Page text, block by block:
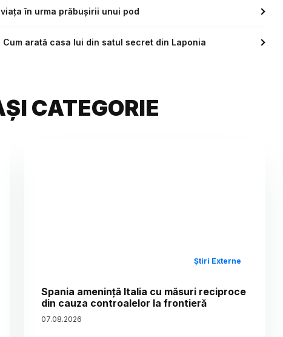
în urma prăbușirii unui pod
arată casa lui din satul secret din Laponia
CATEGORIE
Știri Externe
Spania amenință Italia cu măsuri reciproce
din cauza controalelor la frontieră
07.08.2026